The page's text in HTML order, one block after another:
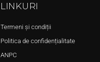
LINKURI
Termeni și condiții
Politica de confidențialitate
ANPC